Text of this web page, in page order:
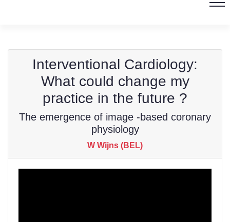
Interventional Cardiology:
What could change my
practice in the future ?
The emergence of image -based coronary
physiology
W Wijns (BEL)